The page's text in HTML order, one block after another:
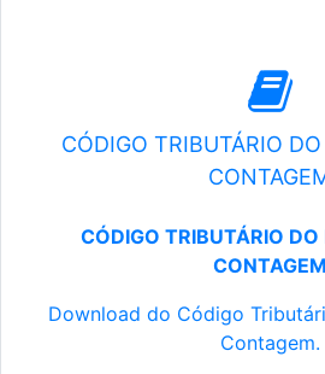
CÓDIGO TRIBUTÁRIO
CÓDIGO TRIBUTÁRIO DO
CONTAGEM
Download do Código
Contagem.